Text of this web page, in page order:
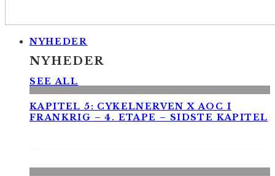
NYHEDER
NYHEDER
SEE ALL
KAPITEL 5: CYKELNERVEN X AOC I
FRANKRIG – 4. ETAPE – SIDSTE KAPITEL